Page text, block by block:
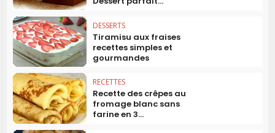
DESSERTS
Tiramisu aux fraises
recettes simples et
gourmandes
RECETTES
Recette des crêpes au
fromage blanc sans
farine en 3...